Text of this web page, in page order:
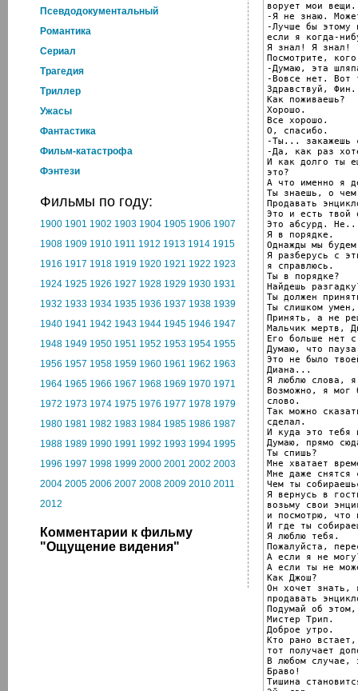
Псевдодокументальный
Романтика
Cериал
Трагедия
Триллер
Ужасы
Фантастика
Фильм-катастрофа
Фэнтези
Фильмы по году:
1900 1901 1902 1903 1904 1905 1906 1907
1908 1909 1910 1911 1912 1913 1914 1915
1916 1917 1918 1919 1920 1921 1922 1923
1924 1925 1926 1927 1928 1929 1930 1931
1932 1933 1934 1935 1936 1937 1938 1939
1940 1941 1942 1943 1944 1945 1946 1947
1948 1949 1950 1951 1952 1953 1954 1955
1956 1957 1958 1959 1960 1961 1962 1963
1964 1965 1966 1967 1968 1969 1970 1971
1972 1973 1974 1975 1976 1977 1978 1979
1980 1981 1982 1983 1984 1985 1986 1987
1988 1989 1990 1991 1992 1993 1994 1995
1996 1997 1998 1999 2000 2001 2002 2003
2004 2005 2006 2007 2008 2009 2010 2011
2012
Комментарии к фильму
"Ощущение видения"
ворует мои вещи.
-Я не знаю.
-Лучше бы этому
если я когда-
Я знал! Я знал!
Посмотрите,
-Думаю, эта
-Вовсе нет. Вот
Здравствуй, Фин.
Как поживаешь?
Хорошо.
Все хорошо.
О, спасибо.
-Ты... закажешь
-Да, как раз
И как долго ты
это?
А что именно я
Ты знаешь, о
Продавать
Это и есть твой
Это абсурд.
Я в порядке.
Однажды мы
Я разберусь с
я справлюсь.
Ты в порядке?
Найдешь
Ты должен
Ты слишком
Принять, а не
Мальчик мертв,
Его больше нет
Думаю, что
Это не было
Диана...
Я люблю слова,
Возможно, я мог
слово.
Так можно
сделал.
И куда это тебя
Думаю, прямо
Ты спишь?
Мне хватает
Мне даже снятся
Чем ты
Я вернусь в
возьму свои
и посмотрю, что
И где ты
Я люблю тебя.
Пожалуйста,
А если я не
А если ты не
Как Джош?
Он хочет знать,
продавать
Подумай об
Мистер Трип.
Доброе утро.
Кто рано встает,
тот получает
В любом случае,
Браво!
Тишина